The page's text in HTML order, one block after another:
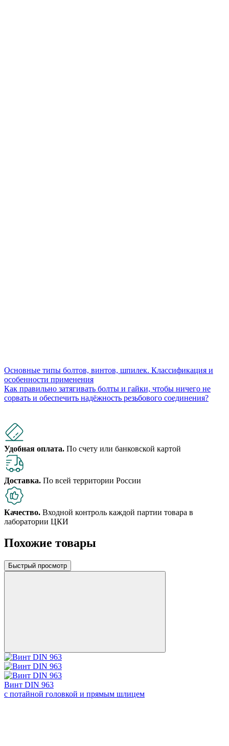
Основные типы болтов, винтов, шпилек. Классификация и
особенности применения
Как правильно затягивать болты и гайки, чтобы ничего не
сорвать и обеспечить надёжность резьбового соединения?
Удобная оплата. По счету или банковской картой
Доставка. По всей территории России
Качество. Входной контроль каждой партии товара в
лаборатории ЦКИ
Похожие товары
Быстрый просмотр
Винт DIN 963
с потайной головкой и прямым шлицем